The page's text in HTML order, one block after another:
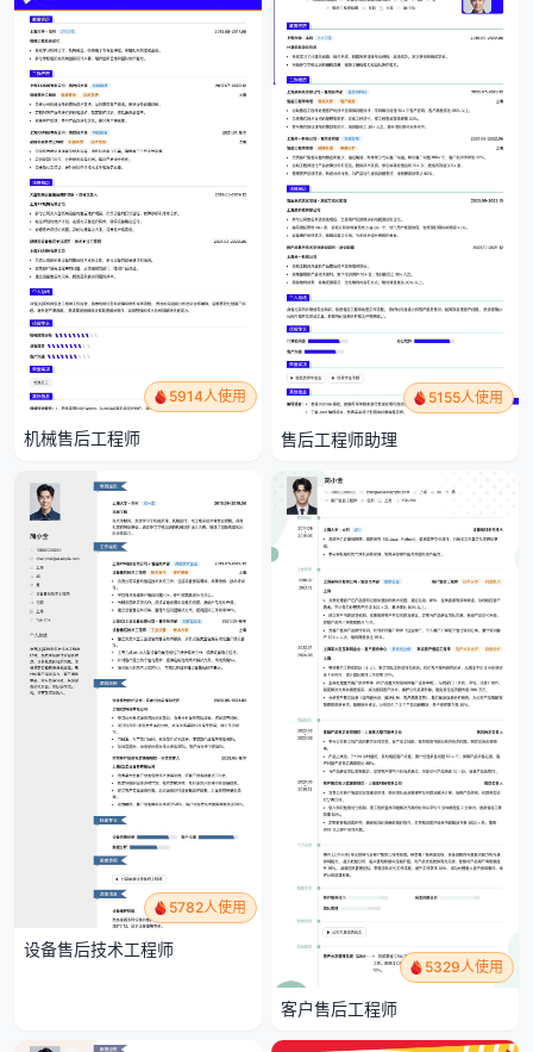
5914人使用
机械售后工程师
5155人使用
售后工程师助理
5782人使用
设备售后技术工程师
5329人使用
客户售后工程师